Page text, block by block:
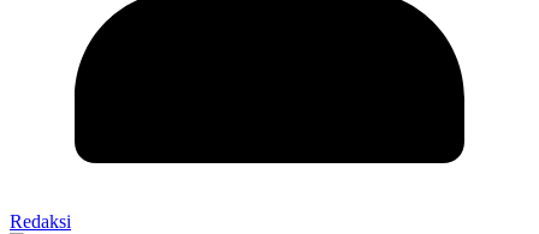
Redaksi